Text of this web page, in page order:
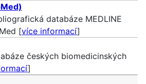
databáze MEDLINE
[více informací]
českých biomedicinských
]